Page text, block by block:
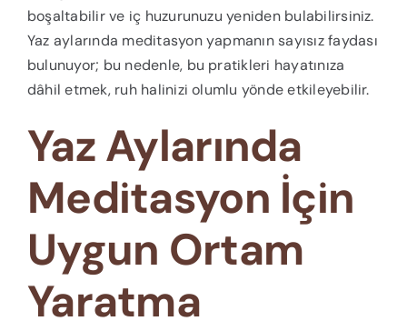
boşaltabilir ve iç huzurunuzu yeniden bulabilirsiniz.
Yaz aylarında meditasyon yapmanın sayısız faydası
bulunuyor; bu nedenle, bu pratikleri hayatınıza
dâhil etmek, ruh halinizi olumlu yönde etkileyebilir.
Yaz Aylarında
Meditasyon İçin
Uygun Ortam
Yaratma